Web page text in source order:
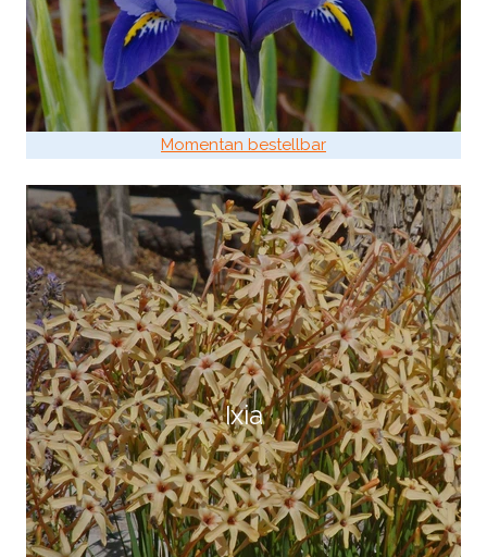
Momentan bestellbar
Ixia